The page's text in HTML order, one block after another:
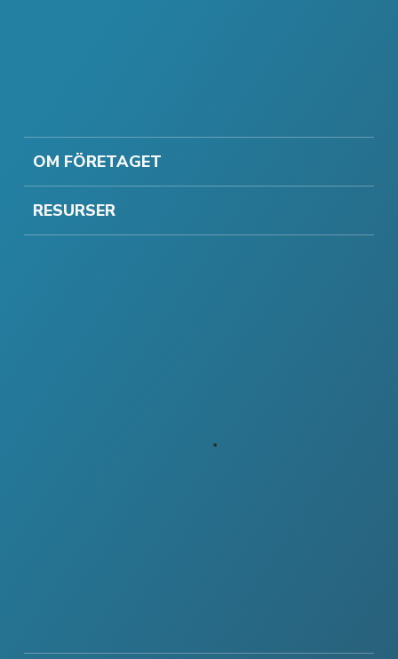
OM FÖRETAGET
RESURSER